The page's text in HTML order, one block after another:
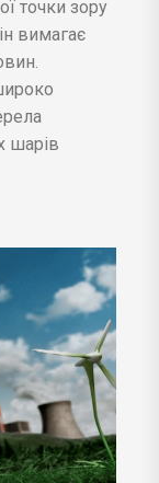
точки зору
вимагає
шарів